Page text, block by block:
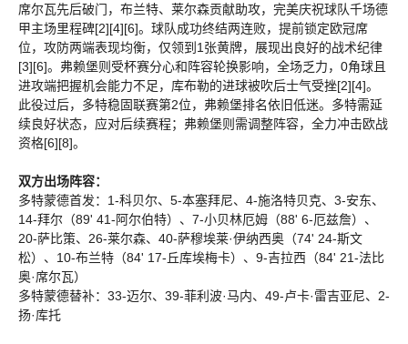
席尔瓦先后破门，布兰特、莱尔森贡献助攻，完美庆祝球队千场德
甲主场里程碑[2][4][6]。球队成功终结两连败，提前锁定欧冠席
位，攻防两端表现均衡，仅领到1张黄牌，展现出良好的战术纪律
[3][6]。弗赖堡则受杯赛分心和阵容轮换影响，全场乏力，0角球且
进攻端把握机会能力不足，库布勒的进球被吹后士气受挫[2][4]。
此役过后，多特稳固联赛第2位，弗赖堡排名依旧低迷。多特需延
续良好状态，应对后续赛程；弗赖堡则需调整阵容，全力冲击欧战
资格[6][8]。
双方出场阵容：
多特蒙德首发：1-科贝尔、5-本塞拜尼、4-施洛特贝克、3-安东、
14-拜尔（89' 41-阿尔伯特）、7-小贝林厄姆（88' 6-厄兹詹）、
20-萨比策、26-莱尔森、40-萨穆埃莱·伊纳西奥（74' 24-斯文
松）、10-布兰特（84' 17-丘库埃梅卡）、9-吉拉西（84' 21-法比
奥·席尔瓦）
多特蒙德替补：33-迈尔、39-菲利波·马内、49-卢卡·雷吉亚尼、2-
扬·库托